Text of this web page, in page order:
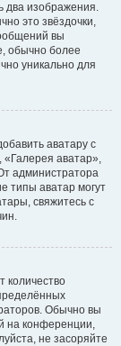
два изображения.
это звёздочки,
вы
обычно более
уникально для
аватару с
«Галерея аватар»,
администратора
типы аватар могут
свяжитесь с
Обычно вы
на конференции,
не засоряйте